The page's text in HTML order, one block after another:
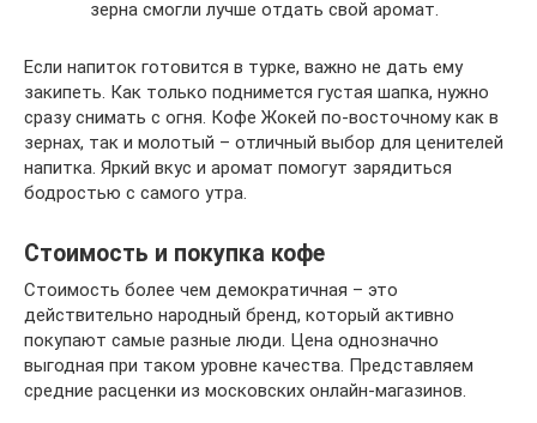
зерна смогли лучше отдать свой аромат.
Если напиток готовится в турке, важно не дать ему
закипеть. Как только поднимется густая шапка, нужно
сразу снимать с огня. Кофе Жокей по-восточному как в
зернах, так и молотый – отличный выбор для ценителей
напитка. Яркий вкус и аромат помогут зарядиться
бодростью с самого утра.
Стоимость и покупка кофе
Стоимость более чем демократичная – это
действительно народный бренд, который активно
покупают самые разные люди. Цена однозначно
выгодная при таком уровне качества. Представляем
средние расценки из московских онлайн-магазинов.